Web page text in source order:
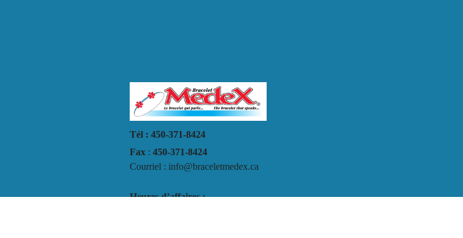
Tél : 450-371-8424
Fax : 450-371-8424
Courriel : info@braceletmedex.ca
Heures d’affaires :